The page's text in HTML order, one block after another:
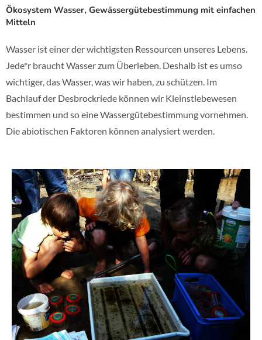
Ökosystem Wasser, Gewässergütebestimmung mit einfachen
Mitteln
Wasser ist einer der wichtigsten Ressourcen unseres Lebens.
Jede*r braucht Wasser zum Überleben. Deshalb ist es umso
wichtiger, das Wasser, was wir haben, zu schützen. Im
Bachlauf der Desbrockriede können wir Kleinstlebewesen
bestimmen und so eine Wassergütebestimmung vornehmen.
Die abiotischen Faktoren können analysiert werden.